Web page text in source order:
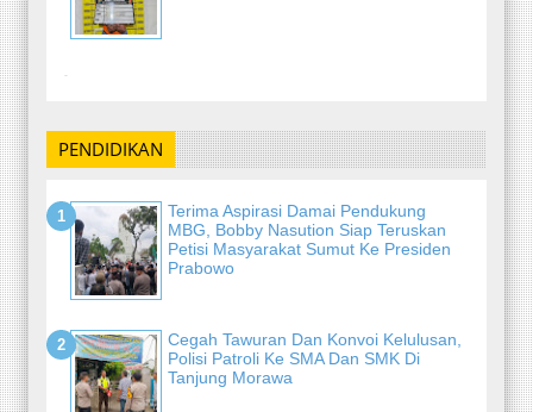
-
PENDIDIKAN
Terima Aspirasi Damai Pendukung
MBG, Bobby Nasution Siap Teruskan
Petisi Masyarakat Sumut Ke Presiden
Prabowo
Cegah Tawuran Dan Konvoi Kelulusan,
Polisi Patroli Ke SMA Dan SMK Di
Tanjung Morawa